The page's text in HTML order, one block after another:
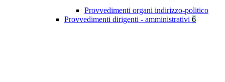
Provvedimenti organi indirizzo-politico
Provvedimenti dirigenti - amministrativi 6